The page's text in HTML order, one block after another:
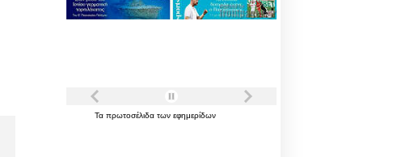
Τα πρωτοσέλιδα των εφημερίδων